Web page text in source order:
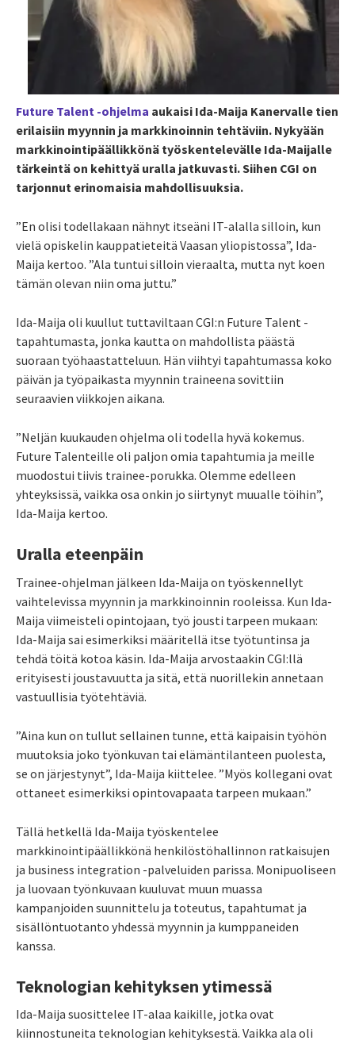
Future Talent -ohjelma aukaisi Ida-Maija Kanervalle tien
erilaisiin myynnin ja markkinoinnin tehtäviin. Nykyään
markkinointipäällikkönä työskentelevälle Ida-Maijalle
tärkeintä on kehittyä uralla jatkuvasti. Siihen CGI on
tarjonnut erinomaisia mahdollisuuksia.
”En olisi todellakaan nähnyt itseäni IT-alalla silloin, kun
vielä opiskelin kauppatieteitä Vaasan yliopistossa”, Ida-
Maija kertoo. ”Ala tuntui silloin vieraalta, mutta nyt koen
tämän olevan niin oma juttu.”
Ida-Maija oli kuullut tuttaviltaan CGI:n Future Talent -
tapahtumasta, jonka kautta on mahdollista päästä
suoraan työhaastatteluun. Hän viihtyi tapahtumassa koko
päivän ja työpaikasta myynnin traineena sovittiin
seuraavien viikkojen aikana.
”Neljän kuukauden ohjelma oli todella hyvä kokemus.
Future Talenteille oli paljon omia tapahtumia ja meille
muodostui tiivis trainee-porukka. Olemme edelleen
yhteyksissä, vaikka osa onkin jo siirtynyt muualle töihin”,
Ida-Maija kertoo.
Uralla eteenpäin
Trainee-ohjelman jälkeen Ida-Maija on työskennellyt
vaihtelevissa myynnin ja markkinoinnin rooleissa. Kun Ida-
Maija viimeisteli opintojaan, työ jousti tarpeen mukaan:
Ida-Maija sai esimerkiksi määritellä itse työtuntinsa ja
tehdä töitä kotoa käsin. Ida-Maija arvostaakin CGI:llä
erityisesti joustavuutta ja sitä, että nuorillekin annetaan
vastuullisia työtehtäviä.
”Aina kun on tullut sellainen tunne, että kaipaisin työhön
muutoksia joko työnkuvan tai elämäntilanteen puolesta,
se on järjestynyt”, Ida-Maija kiittelee. ”Myös kollegani ovat
ottaneet esimerkiksi opintovapaata tarpeen mukaan.”
Tällä hetkellä Ida-Maija työskentelee
markkinointipäällikkönä henkilöstöhallinnon ratkaisujen
ja business integration -palveluiden parissa. Monipuoliseen
ja luovaan työnkuvaan kuuluvat muun muassa
kampanjoiden suunnittelu ja toteutus, tapahtumat ja
sisällöntuotanto yhdessä myynnin ja kumppaneiden
kanssa.
Teknologian kehityksen ytimessä
Ida-Maija suosittelee IT-alaa kaikille, jotka ovat
kiinnostuneita teknologian kehityksestä. Vaikka ala oli